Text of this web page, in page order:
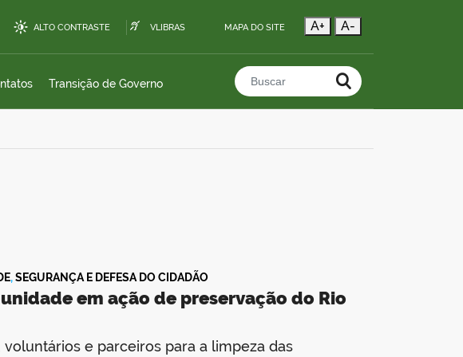
ALTO CONTRASTE VLIBRAS MAPA DO SITE A+ A-
Transição de Governo Buscar no portal
,SEGURANÇA E DEFESA DO CIDADÃO
em ação de preservação do Rio
e parceiros para a limpeza das